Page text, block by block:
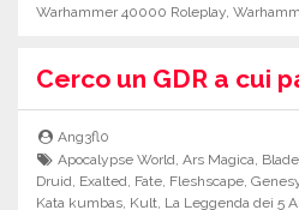
Warhammer 40000 Roleplay,
Cerco un GDR a cui
Ang3fl0
Apocalypse World,Ars Magica,
Druid, Exalted, Fate, Fleshscape,
Kata kumbas, Kult, La Leggenda dei 5